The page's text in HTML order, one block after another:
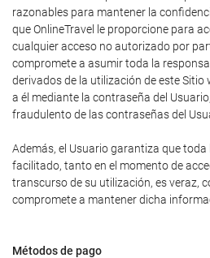
razonables para mantener la
que OnlineTravel le proporcione para
cualquier acceso no autorizado por
compromete a asumir toda la
derivados de la utilización de este Sitio
a él mediante la contraseña del
fraudulento de las contraseñas del
Además, el Usuario garantiza que
facilitado, tanto en el momento de
transcurso de su utilización, es veraz,
compromete a mantener dicha
Métodos de pago